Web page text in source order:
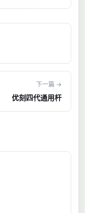
下一篇 →
优刻四代通用杆